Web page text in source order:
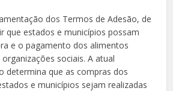
dos Termos de Adesão, de
que estados e municípios possam
e o pagamento dos alimentos
sociais. A atual
determina que as compras dos
e municípios sejam realizadas